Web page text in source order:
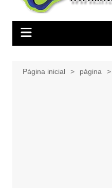
Página inicial página